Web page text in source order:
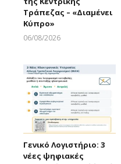
Τράπεζας – «Διαμένει
Κύπρο»
06/08/2026
Γενικό Λογιστήριο: 3
νέες ψηφιακές